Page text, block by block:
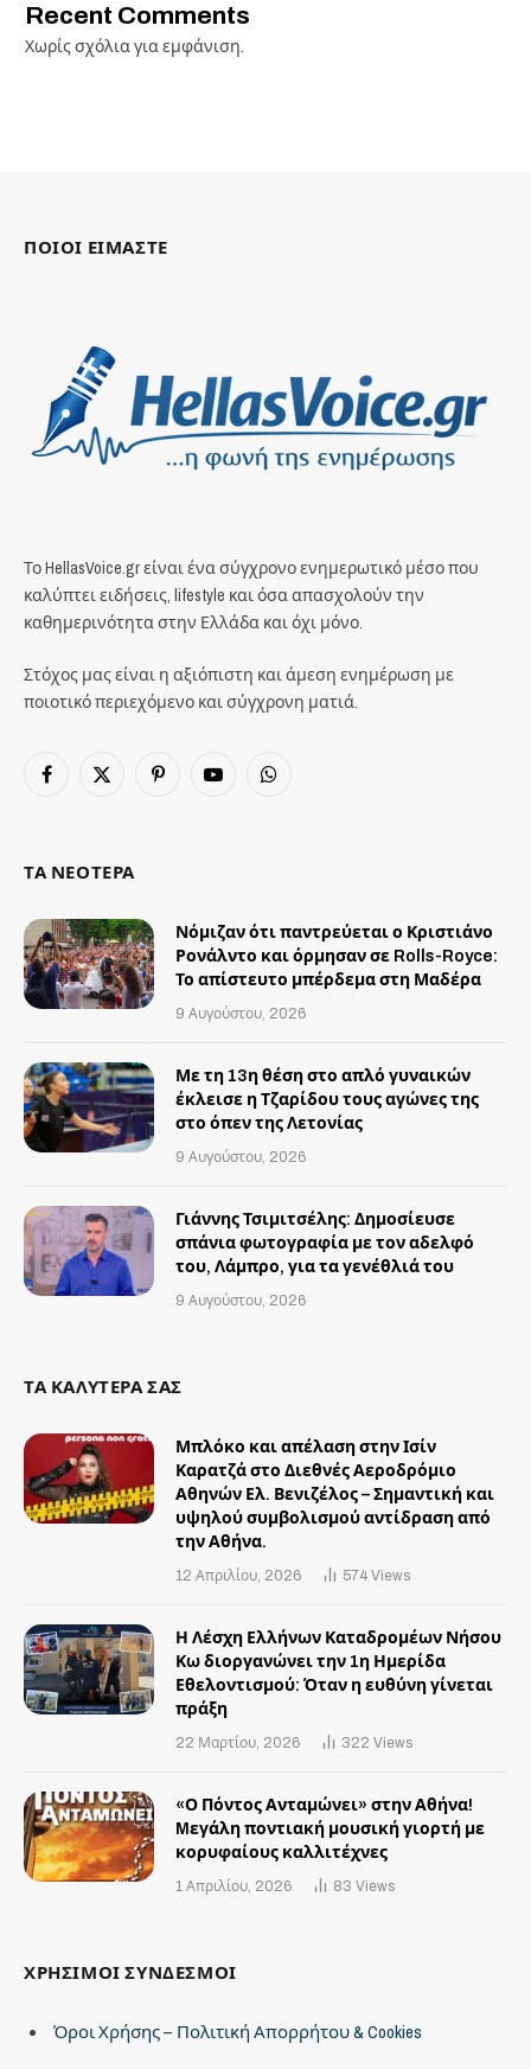
Recent Comments
Χωρίς σχόλια για εμφάνιση.
ΠΟΙΟΙ ΕΙΜΑΣΤΕ
Το HellasVoice.gr είναι ένα σύγχρονο ενημερωτικό μέσο που
καλύπτει ειδήσεις, lifestyle και όσα απασχολούν την
καθημερινότητα στην Ελλάδα και όχι μόνο.
Στόχος μας είναι η αξιόπιστη και άμεση ενημέρωση με
ποιοτικό περιεχόμενο και σύγχρονη ματιά.
Facebook
X
PinterestYouTubeWhatsApp
ΤΑ ΝΕΟΤΕΡΑ
Νόμιζαν ότι παντρεύεται ο Κριστιάνο
Ρονάλντο και όρμησαν σε Rolls-Royce:
Το απίστευτο μπέρδεμα στη Μαδέρα
9 Αυγούστου, 2026
Με τη 13η θέση στο απλό γυναικών
έκλεισε η Τζαρίδου τους αγώνες της
στο όπεν της Λετονίας
9 Αυγούστου, 2026
Γιάννης Τσιμιτσέλης: Δημοσίευσε
σπάνια φωτογραφία με τον αδελφό
του, Λάμπρο, για τα γενέθλιά του
9 Αυγούστου, 2026
ΤΑ ΚΑΛΥΤΕΡΑ ΣΑΣ
Μπλόκο και απέλαση στην Ισίν
Καρατζά στο Διεθνές Αεροδρόμιο
Αθηνών Ελ. Βενιζέλος – Σημαντική και
υψηλού συμβολισμού αντίδραση από
την Αθήνα.
12 Απριλίου, 2026 574 Views
Η Λέσχη Ελλήνων Καταδρομέων Νήσου
Κω διοργανώνει την 1η Ημερίδα
Εθελοντισμού: Όταν η ευθύνη γίνεται
πράξη
22 Μαρτίου, 2026 322 Views
«Ο Πόντος Ανταμώνει» στην Αθήνα!
Mεγάλη ποντιακή μουσική γιορτή με
κορυφαίους καλλιτέχνες
1 Απριλίου, 2026 83 Views
ΧΡΗΣΙΜΟΙ ΣΥΝΔΕΣΜΟΙ
Όροι Χρήσης – Πολιτική Απορρήτου & Cookies